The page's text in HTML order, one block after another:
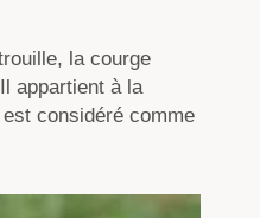
la courge
appartient à la
considéré comme